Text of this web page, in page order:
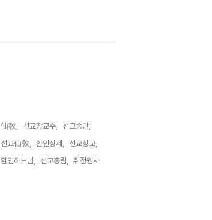
仙敎, 선교창교주,
선교종단,
선교仙敎, 환인상제,
선교창교,
환인하느님, 선교총림, 취정원사,